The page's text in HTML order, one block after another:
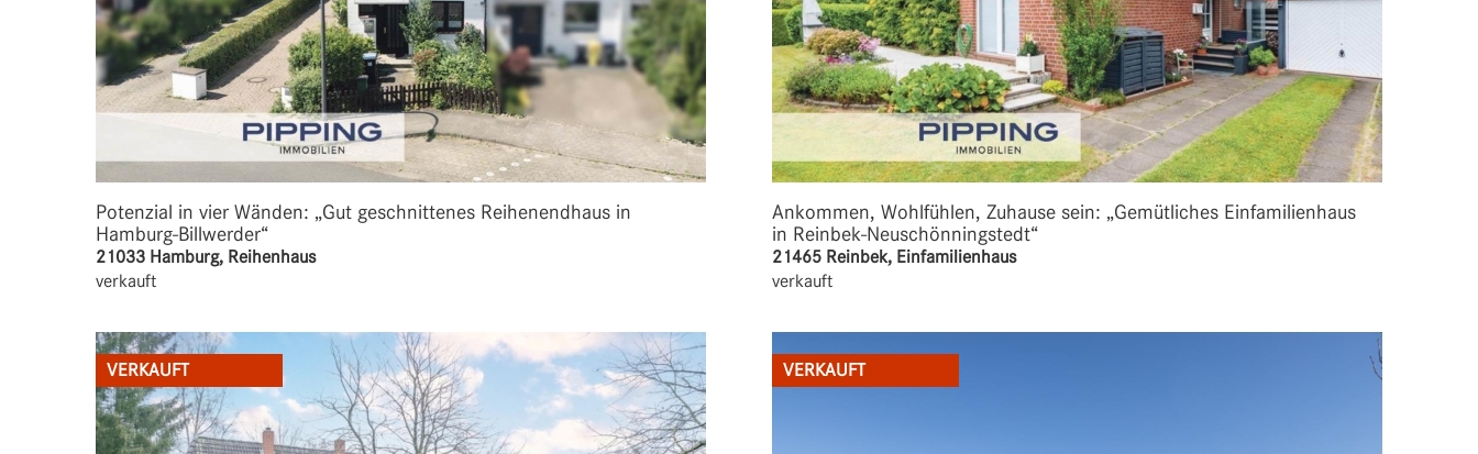
Potenzial in vier Wänden: „Gut geschnittenes Reihenendhaus in
Hamburg-Billwerder“
21033 Hamburg, Reihenhaus
verkauft
Ankommen, Wohlfühlen, Zuhause sein: „Gemütliches Einfamilienhaus
in Reinbek-Neuschönningstedt“
21465 Reinbek, Einfamilienhaus
verkauft
VERKAUFT VERKAUFT